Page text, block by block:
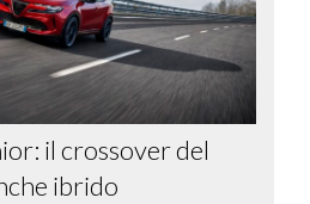
il crossover del
ibrido